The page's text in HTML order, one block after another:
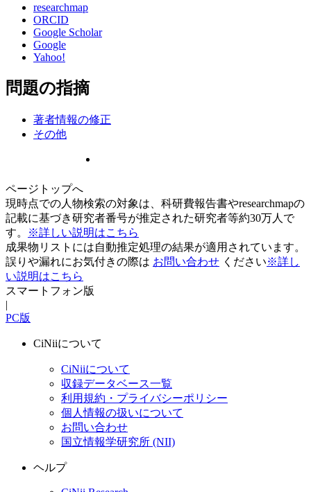
researchmap
ORCID
Google Scholar
Google
Yahoo!
問題の指摘
著者情報の修正
その他
ページトップへ
現時点での人物検索の対象は、科研費報告書やresearchmapの
記載に基づき研究者番号が推定された研究者等約30万人で
す。
※詳しい説明はこちら
成果物リストには自動推定処理の結果が適用されています。
誤りや漏れにお気付きの際は お問い合わせ ください※詳し
い説明はこちら
スマートフォン版
|
PC版
CiNiiについて
CiNiiについて
収録データベース一覧
利用規約・プライバシーポリシー
個人情報の扱いについて
お問い合わせ
国立情報学研究所 (NII)
ヘルプ